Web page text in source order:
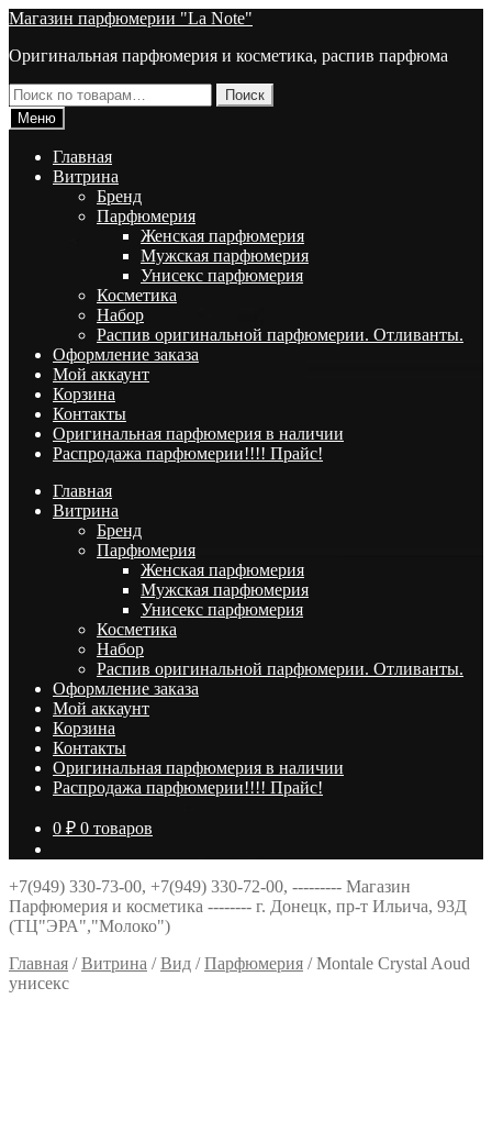
Перейти
навигации
Перейти
содержимому
Магазин парфюмерии "La Note"
Оригинальная парфюмерия и косметика, распив парфюма
Искать:
Поиск
Меню
Главная
Витрина
Брeнд
Парфюмерия
Женская парфюмерия
Мужская парфюмерия
Унисекс парфюмерия
Косметика
Набор
Распив оригинальной парфюмерии. Отливанты.
Оформление заказа
Мой аккаунт
Корзина
Контакты
Оригинальная парфюмерия в наличии
Распродажа парфюмерии!!!! Прайс!
Главная
Витрина
Брeнд
Парфюмерия
Женская парфюмерия
Мужская парфюмерия
Унисекс парфюмерия
Косметика
Набор
Распив оригинальной парфюмерии. Отливанты.
Оформление заказа
Мой аккаунт
Корзина
Контакты
Оригинальная парфюмерия в наличии
Распродажа парфюмерии!!!! Прайс!
0 ₽ 0 товаров
+7(949) 330-73-00, +7(949) 330-72-00, --------- Магазин
Парфюмерия и косметика -------- г. Донецк, пр-т Ильича, 93Д
(ТЦ"ЭРА","Молоко")
Главная /Витрина /Вид /Парфюмерия /Montale Crystal Aoud
унисекс